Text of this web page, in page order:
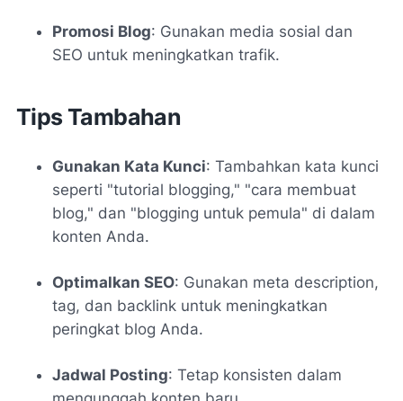
Promosi Blog: Gunakan media sosial dan
SEO untuk meningkatkan trafik.
Tips Tambahan
Gunakan Kata Kunci: Tambahkan kata kunci
seperti "tutorial blogging," "cara membuat
blog," dan "blogging untuk pemula" di dalam
konten Anda.
Optimalkan SEO: Gunakan meta description,
tag, dan backlink untuk meningkatkan
peringkat blog Anda.
Jadwal Posting: Tetap konsisten dalam